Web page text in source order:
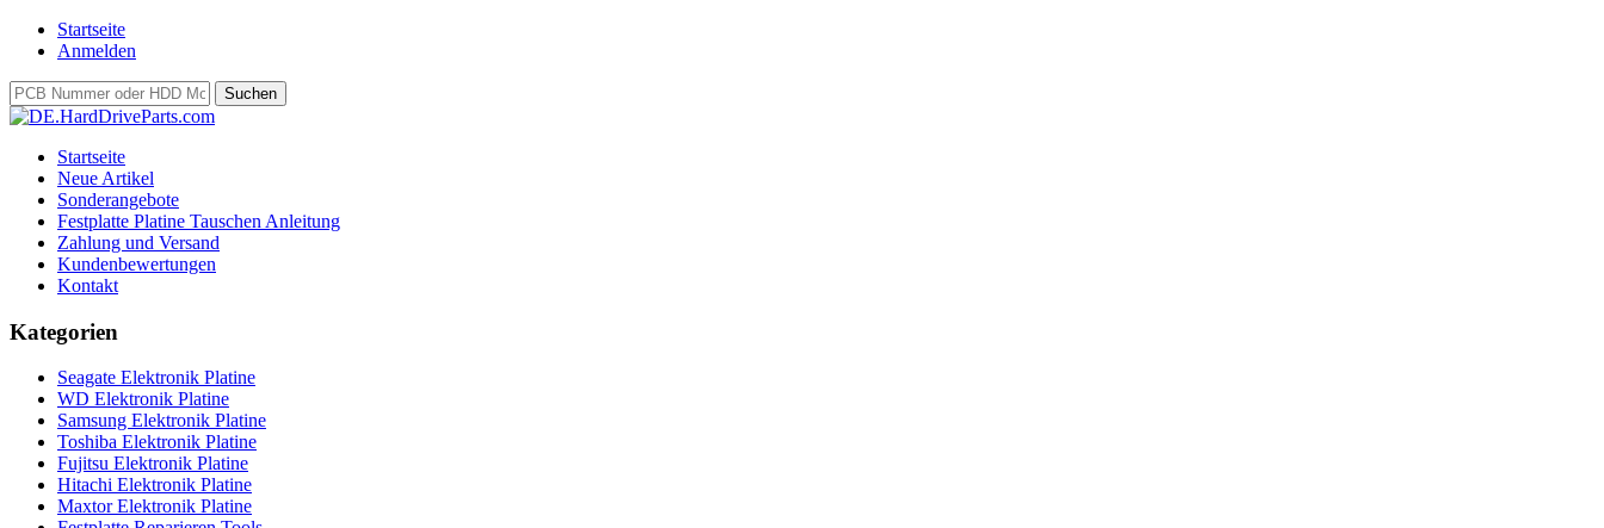
Startseite
Anmelden
Startseite
Neue Artikel
Sonderangebote
Festplatte Platine Tauschen Anleitung
Zahlung und Versand
Kundenbewertungen
Kontakt
Kategorien
Seagate Elektronik Platine
WD Elektronik Platine
Samsung Elektronik Platine
Toshiba Elektronik Platine
Fujitsu Elektronik Platine
Hitachi Elektronik Platine
Maxtor Elektronik Platine